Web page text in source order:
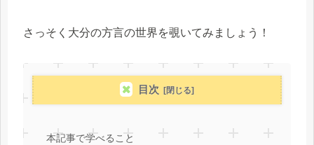
さっそく大分の方言の世界を覗いてみましょう！
目次
本記事で学べること